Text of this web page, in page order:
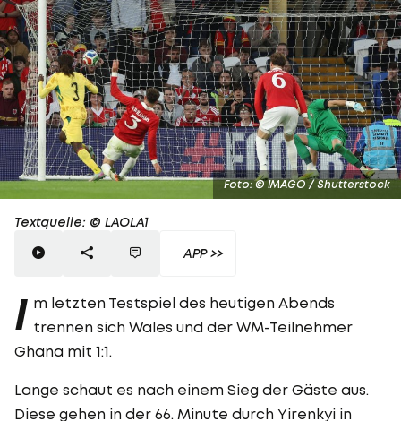
Foto: © IMAGO / Shutterstock
Textquelle: © LAOLA1
APP >>
I m letzten Testspiel des heutigen Abends
trennen sich Wales und der WM-Teilnehmer
Ghana mit 1:1.
Lange schaut es nach einem Sieg der Gäste aus.
Diese gehen in der 66. Minute durch Yirenkyi in